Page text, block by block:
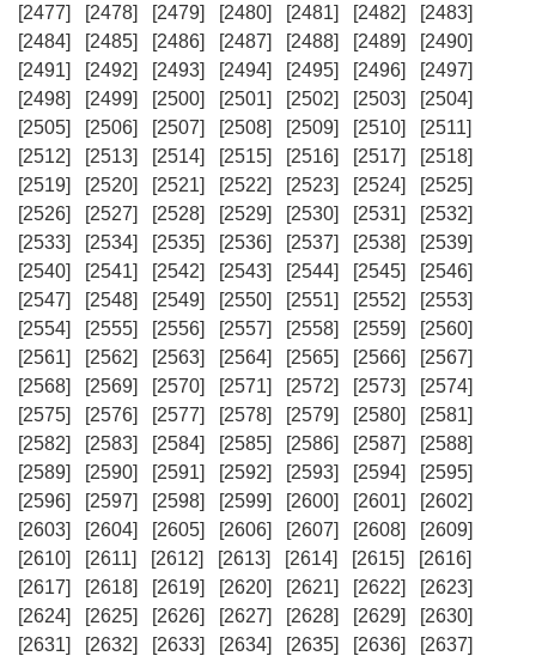
[2477]
[2478] [2479] [2480] [2481] [2482]
[2483]
[2484]
[2485] [2486] [2487] [2488] [2489]
[2490]
[2491]
[2492] [2493] [2494] [2495] [2496]
[2497]
[2498]
[2499] [2500] [2501] [2502] [2503]
[2504]
[2505]
[2506] [2507] [2508] [2509] [2510]
[2511]
[2512]
[2513] [2514] [2515] [2516] [2517]
[2518]
[2519]
[2520] [2521] [2522] [2523] [2524]
[2525]
[2526]
[2527] [2528] [2529] [2530] [2531]
[2532]
[2533]
[2534] [2535] [2536] [2537] [2538]
[2539]
[2540]
[2541] [2542] [2543] [2544] [2545]
[2546]
[2547]
[2548] [2549] [2550] [2551] [2552]
[2553]
[2554]
[2555] [2556] [2557] [2558] [2559]
[2560]
[2561]
[2562] [2563] [2564] [2565] [2566]
[2567]
[2568]
[2569] [2570] [2571] [2572] [2573]
[2574]
[2575]
[2576] [2577] [2578] [2579] [2580]
[2581]
[2582]
[2583] [2584] [2585] [2586] [2587]
[2588]
[2589]
[2590] [2591] [2592] [2593] [2594]
[2595]
[2596]
[2597] [2598] [2599] [2600] [2601]
[2602]
[2603]
[2604] [2605] [2606] [2607] [2608]
[2609]
[2610]
[2611] [2612] [2613] [2614] [2615]
[2616]
[2617]
[2618] [2619] [2620] [2621] [2622]
[2623]
[2624]
[2625] [2626] [2627] [2628] [2629]
[2630]
[2631]
[2632] [2633] [2634] [2635] [2636]
[2637]